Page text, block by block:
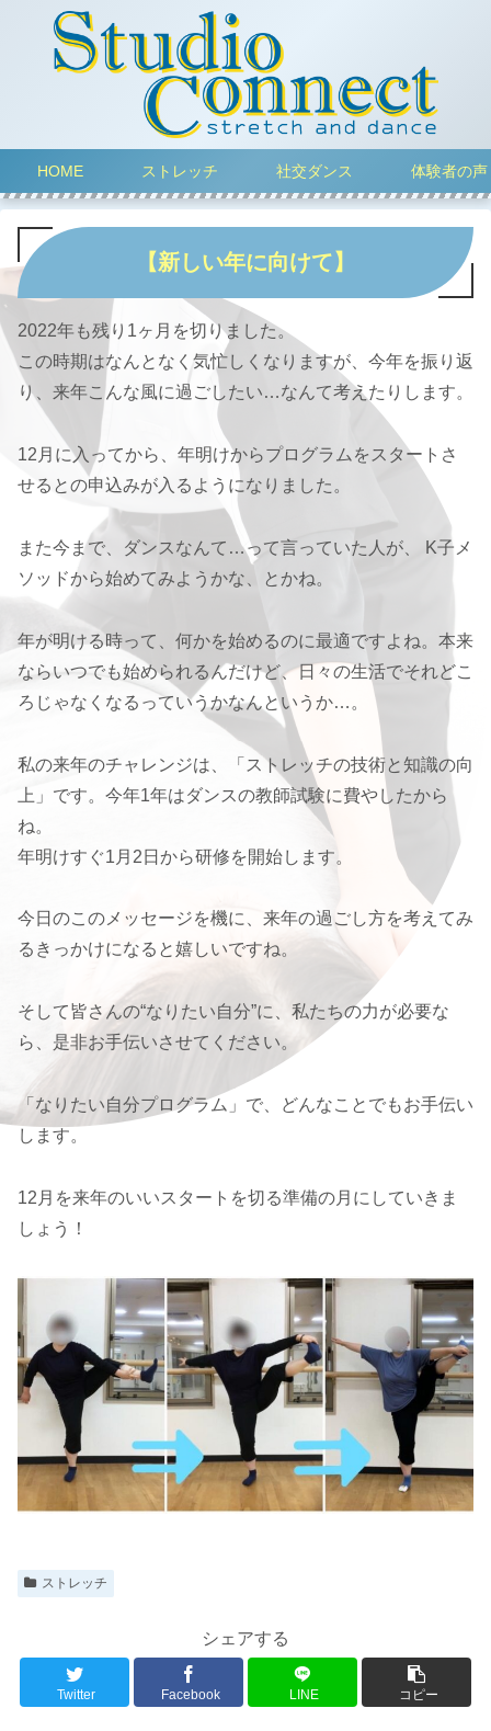
HOME ストレッチ 社交ダンス 体験者の声
【新しい年に向けて】
2022年も残り1ヶ月を切りました。
この時期はなんとなく気忙しくなりますが、今年を振り返
り、来年こんな風に過ごしたい…なんて考えたりします。
12月に入ってから、年明けからプログラムをスタートさ
せるとの申込みが入るようになりました。
また今まで、ダンスなんて…って言っていた人が、 K子メ
ソッドから始めてみようかな、とかね。
年が明ける時って、何かを始めるのに最適ですよね。本来
ならいつでも始められるんだけど、日々の生活でそれどこ
ろじゃなくなるっていうかなんというか…。
私の来年のチャレンジは、「ストレッチの技術と知識の向
上」です。今年1年はダンスの教師試験に費やしたから
ね。
年明けすぐ1月2日から研修を開始します。
今日のこのメッセージを機に、来年の過ごし方を考えてみ
るきっかけになると嬉しいですね。
そして皆さんの“なりたい自分”に、私たちの力が必要な
ら、是非お手伝いさせてください。
「なりたい自分プログラム」で、どんなことでもお手伝い
します。
12月を来年のいいスタートを切る準備の月にしていきま
しょう！
ストレッチ
シェアする
Twitter Facebook LINE コピー